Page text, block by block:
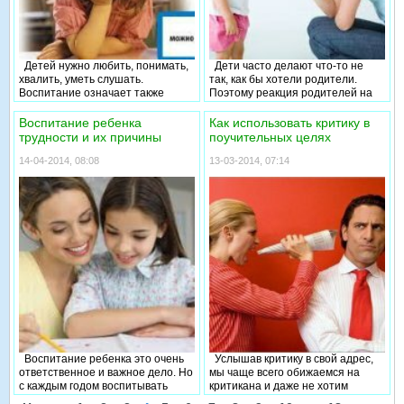
Детей нужно любить, понимать,
хвалить, уметь слушать.
Воспитание означает также
дисциплину и послушание.
Поэтому вполне логично, что
должны также существовать
родительские требования и
правила для детей. И дети в свою
следовать и выполнять
определенные родительские
требования.
Дети часто делают что-то не
так, как бы хотели родители.
Поэтому реакция родителей на
ошибки ребенка может быть
слишком бурной. Как научится
правильно реагировать и главное
не травмировать детей? Об этом
пойдет речь в данной статье.
Воспитание ребенка
трудности и их причины
14-04-2014, 08:08
Воспитание ребенка это очень
ответственное и важное дело. Но
с каждым годом воспитывать
детей становиться все труднее.
Как использовать критику в
поучительных целях
13-03-2014, 07:14
Услышав критику в свой адрес,
мы чаще всего обижаемся на
критикана и даже не хотим
продолжать дельнейшее